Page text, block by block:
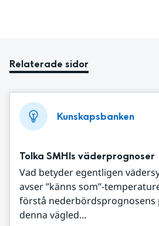
Relaterade sidor
Kunskapsbanken
Tolka SMHIs väderprognoser
Vad betyder egentligen
avser ”känns som”-
förstå nederbördsprognosens
denna vägled...